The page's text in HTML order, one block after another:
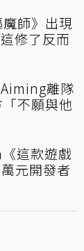
師》出現
修了反而
離隊
不願與他
這款遊戲
元開發者